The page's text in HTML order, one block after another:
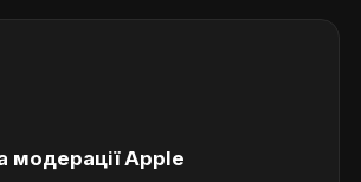
модерації Apple